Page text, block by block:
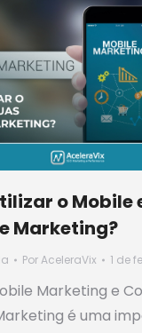
o Mobile
Marketing?
PorAceleraVix 1 de
Marketing e
é uma